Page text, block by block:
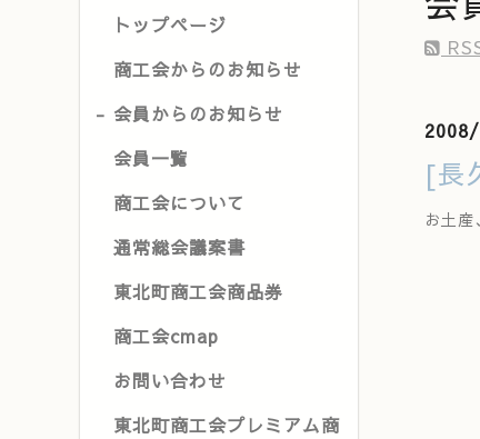
トップページ
商工会からのお知らせ
会員からのお知らせ
会員一覧
商工会について
通常総会議案書
東北町商工会商品券
商工会cmap
お問い合わせ
東北町商工会プレミアム商
[長
お土